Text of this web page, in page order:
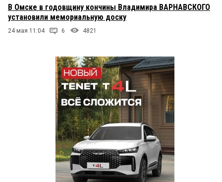
В Омске в годовщину кончины Владимира ВАРНАВСКОГО
установили мемориальную доску
24 мая 11:04 6 4821